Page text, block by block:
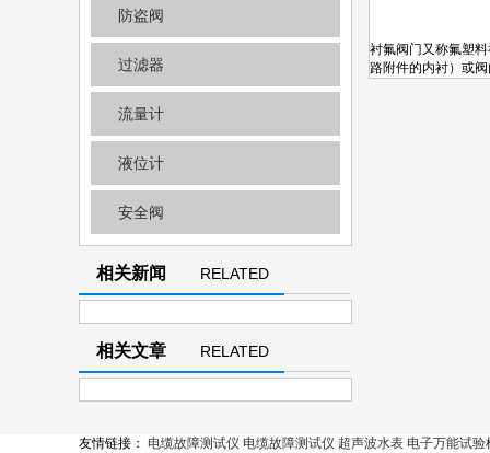
防盗阀
过滤器
流量计
液位计
安全阀
相关新闻
RELATED
NEWS
相关文章
RELATED
ARTICLE
衬氟阀门又称氟塑
路附件的内衬）或
友情链接： 电缆故障测试仪 电缆故障测试仪 超声波水表 电子万能试验